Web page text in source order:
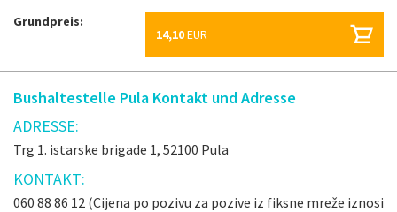
Grundpreis:
14,10EUR
Bushaltestelle Pula Kontakt und Adresse
ADRESSE:
Trg 1. istarske brigade 1, 52100 Pula
KONTAKT:
060 88 86 12 (Cijena po pozivu za pozive iz fiksne mreže iznosi